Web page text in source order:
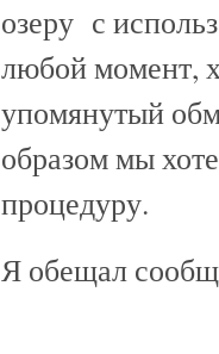
озеру с
любой момент,
упомянутый
образом мы
процедуру.
Я обещал